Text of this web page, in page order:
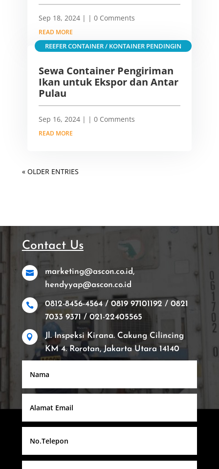
Sep 18, 2024| | 0 Comments
READ MORE
Sewa Container Pengiriman
Ikan untuk Ekspor dan Antar
Pulau
Sep 16, 2024|
REEFER CONTAINER / KONTAINER PENDINGIN
| 0 Comments
READ MORE
« OLDER ENTRIES
Contact Us

marketing@ascon.co.id,
hendyyap@ascon.co.id

0812-8456-4564 / 0819 97101192 / 0821
7033 9371 / 021-22405565

Jl. Inspeksi Kirana. Cakung Cilincing
KM 4. Rorotan, Jakarta Utara 14140